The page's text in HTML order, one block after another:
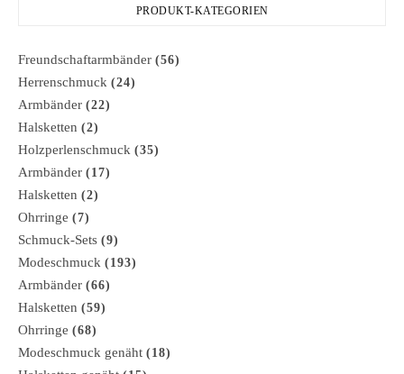
PRODUKT-KATEGORIEN
Freundschaftarmbänder (56)
Herrenschmuck (24)
Armbänder (22)
Halsketten (2)
Holzperlenschmuck (35)
Armbänder (17)
Halsketten (2)
Ohrringe (7)
Schmuck-Sets (9)
Modeschmuck (193)
Armbänder (66)
Halsketten (59)
Ohrringe (68)
Modeschmuck genäht (18)